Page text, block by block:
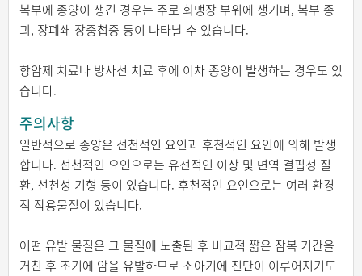
복부에 종양이 생긴 경우는 주로 회맹장 부위에 생기며, 복부 종
괴, 장폐쇄 장중첩증 등이 나타날 수 있습니다.
항암제 치료나 방사선 치료 후에 이차 종양이 발생하는 경우도 있
습니다.
주의사항
일반적으로 종양은 선천적인 요인과 후천적인 요인에 의해 발생
합니다. 선천적인 요인으로는 유전적인 이상 및 면역 결핍성 질
환, 선천성 기형 등이 있습니다. 후천적인 요인으로는 여러 환경
적 작용물질이 있습니다.
어떤 유발 물질은 그 물질에 노출된 후 비교적 짧은 잠복 기간을
거친 후 조기에 암을 유발하므로 소아기에 진단이 이루어지기도